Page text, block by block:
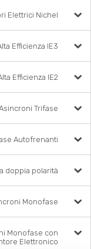
Elettrici Nichel
Efficienza IE3
Efficienza IE2
Trifase
Autofrenanti
doppia polarità
Monofase
Monofase con
Elettronico